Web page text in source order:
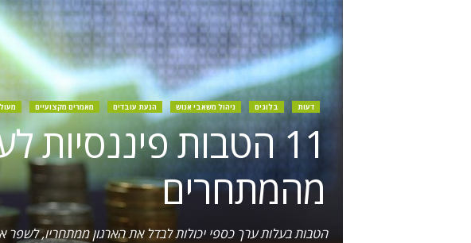
דעות בלוגים ניהול משאבי אנוש הנעת עובדים מאמרים מקצועיים
11 הטבות פיננסיות
מהמתחרים
הטבות בעלות ערך כספי יכולות לבדל את הארגון ממתחריו,